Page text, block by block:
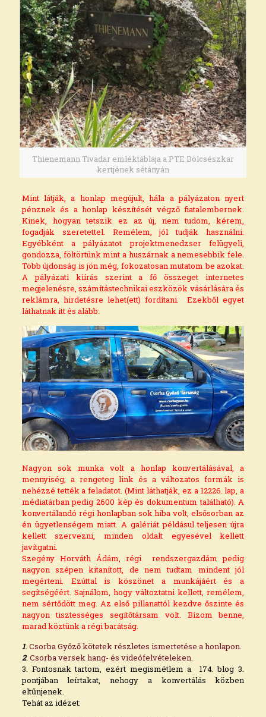
Thienemann Tivadar emléktáblája a PTE Bölcsészkar
kertjének sétányán
Mint látják, a honlap megújult, hála a pályázaton nyert
pénznek és a honlap készítését végző fiatalembernek.
Kinek, hogyan tetszik ez az új, nem tudom, kérem,
fogadják szeretettel. Remélem, jól tudják használni.
Egyébként a pályázatot projektmenedzser felügyeli,
gondozza, föltörtünk mint a huszárnak a nemesebbik fele.
Több újdonság is jön még, fokozatosan mutatom be azokat.
A pályázati kiírás szerint a fő összeget internetes
megjelenésre, számítástechnikai eszközök vásárlására és
reklámra, hirdetésre lehet(ett) fordítani. Ezekből egyet
láthatnakittés alább:
Nagyon sok munka volt a honlap konvertálásával, a
mennyiség, a rengeteg link és a változatos formák is
nehézzé tették a feladatot. (Mint láthatják, ez a 12226. lap, a
médiatárban pedig 2600 kép és dokumentum található). A
konvertálandó régi honlapban sok hiba volt, elsősorban az
én ügyetlenségem miatt. A galériát példásul teljesen újra
kellett szervezni, minden oldalt egyesével kellett
javítgatni.
Szegény Horváth Ádám, régi rendszergazdám pedig
nagyon szépen kitanított, de nem tudtam mindent jól
megérteni. Ezúttal is köszönet a munkájáért és a
segítségéért. Sajnálom, hogy változtatni kellett, remélem,
nem sértődött meg. Az első pillanattól kezdve őszinte és
nagyon tisztességes segítőtársam volt. Bízom benne,
marad köztünk a régi barátság.
1. Csorba Győző kötetek részletes ismertetése a honlapon.
2. Csorba versek hang- és videófelvételeken.
3. Fontosnak tartom, ezért megismétlem a 174. blog 3.
pontjában leírtakat, nehogy a konvertálás közben
eltűnjenek.
Tehát az idézet: